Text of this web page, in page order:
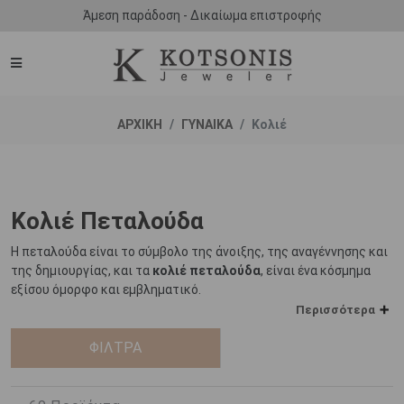
Άμεση παράδοση - Δικαίωμα επιστροφής
ΑΡΧΙΚΗ ΓΥΝΑΙΚΑ Κολιέ
Κολιέ Πεταλούδα
Η πεταλούδα είναι το σύμβολο της άνοιξης, της αναγέννησης και
της δημιουργίας, και τα κολιέ πεταλούδα, είναι ένα κόσμημα
εξίσου όμορφο και εμβληματικό.
Από την αρχαιότητα, η πεταλούδα γοήτευε τους ανθρώπους
χάρη στο θαυμαστό τρόπο της δημιουργίας της, μια διαδικασία η
οποία μεταμορφώνει μια μικροσκοπική κάμπια σε ένα
Περισσότερα
ΦΙΛΤΡΑ